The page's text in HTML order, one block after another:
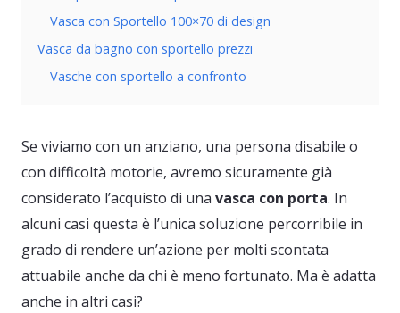
Vasca con Sportello 100×70 di design
Vasca da bagno con sportello prezzi
Vasche con sportello a confronto
Se viviamo con un anziano, una persona disabile o
con difficoltà motorie, avremo sicuramente già
considerato l’acquisto di una vasca con porta. In
alcuni casi questa è l’unica soluzione percorribile in
grado di rendere un’azione per molti scontata
attuabile anche da chi è meno fortunato. Ma è adatta
anche in altri casi?